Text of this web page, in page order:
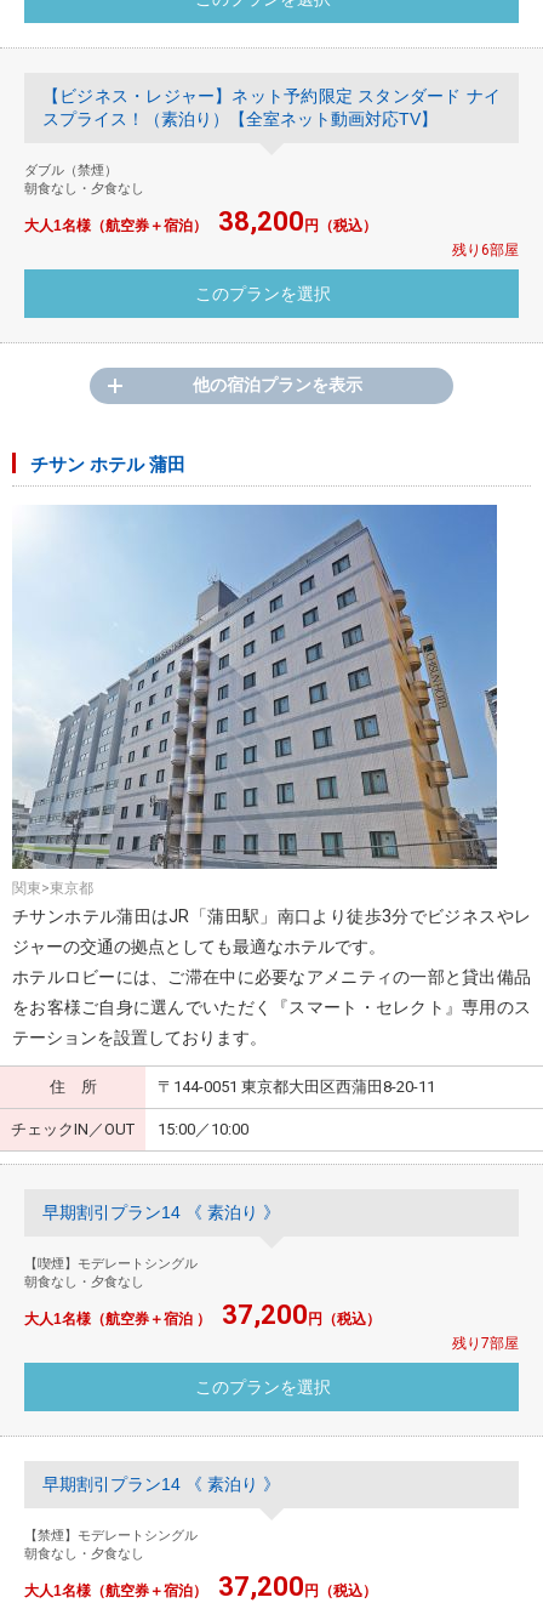
【ビジネス・レジャー】ネット予約限定 スタンダード ナイ
スプライス！（素泊り）【全室ネット動画対応TV】
ダブル（禁煙）
朝食なし・夕食なし
大人1名様（航空券＋宿泊） 38,200 円（税込）
残り6部屋
他の宿泊プランを表示
チサン ホテル 蒲田
関東>東京都
チサンホテル蒲田はJR「蒲田駅」南口より徒歩3分でビジネスやレ
ジャーの交通の拠点としても最適なホテルです。
ホテルロビーには、ご滞在中に必要なアメニティの一部と貸出備品
をお客様ご自身に選んでいただく『スマート・セレクト』専用のス
テーションを設置しております。
住 所 〒144-0051 東京都大田区西蒲田8-20-11
チェックIN／OUT 15:00／10:00
早期割引プラン14 《 素泊り 》
【喫煙】モデレートシングル
朝食なし・夕食なし
大人1名様（航空券＋宿泊 ） 37,200 円（税込）
残り7部屋
早期割引プラン14 《 素泊り 》
【禁煙】モデレートシングル
朝食なし・夕食なし
大人1名様（航空券＋宿泊） 37,200 円（税込）